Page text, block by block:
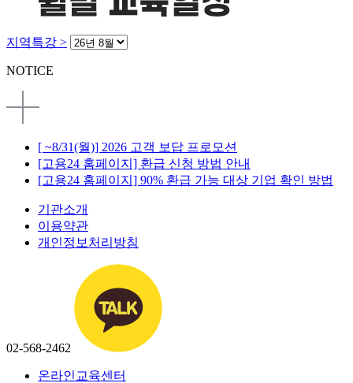
지역특강 >
NOTICE
[ ~8/31(월)] 2026 고객 보답 프로모션
[고용24 홈페이지] 환급 신청 방법 안내
[고용24 홈페이지] 90% 환급 가능 대상 기업 확인 방법
기관소개
이용약관
개인정보처리방침
02-568-2462
온라인교육센터